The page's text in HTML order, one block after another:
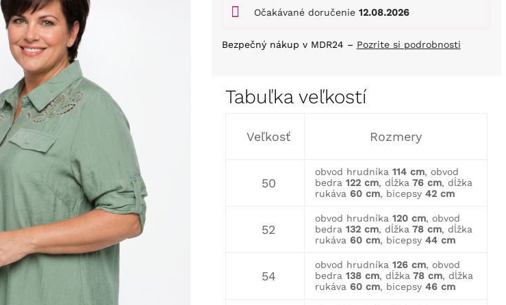
Očakávané doručenie 12.08.2026
Bezpečný nákup v MDR24 – Pozrite si podrobnosti
Tabuľka veľkostí
Veľkosť Rozmery
50
obvod hrudníka 114 cm, obvod
bedra 122 cm, dĺžka 76 cm, dĺžka
rukáva 60 cm, bicepsy 42 cm
52
obvod hrudníka 120 cm, obvod
bedra 132 cm, dĺžka 78 cm, dĺžka
rukáva 60 cm, bicepsy 44 cm
54
obvod hrudníka 126 cm, obvod
bedra 138 cm, dĺžka 78 cm, dĺžka
rukáva 60 cm, bicepsy 46 cm